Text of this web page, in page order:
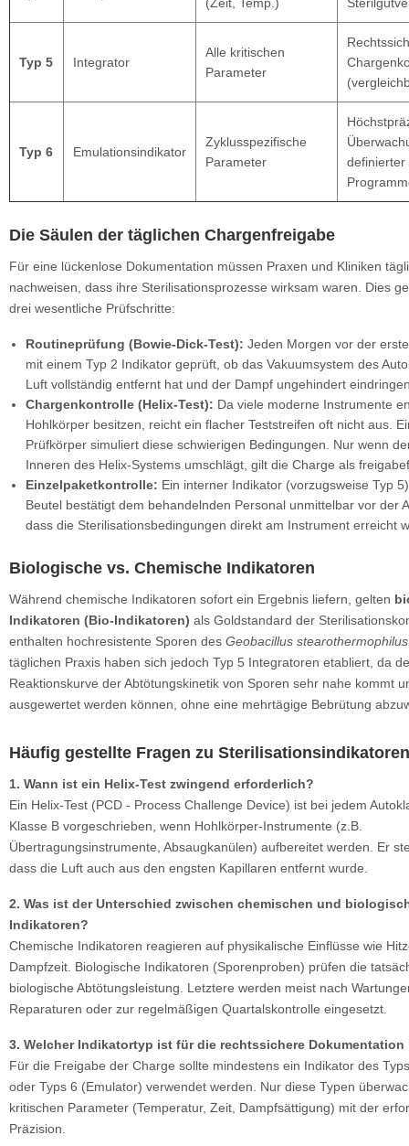
Typ 5 Integrator
Alle kritischen
Parameter
Typ 6 Emulationsindikator
Zyklusspezifische
Parameter
definierter
Die Säulen der täglichen Chargenfreigabe
Für eine lückenlose Dokumentation müssen Praxen und Kliniken
nachweisen, dass ihre Sterilisationsprozesse wirksam waren. Dies
drei wesentliche Prüfschritte:
Routineprüfung (Bowie-Dick-Test): Jeden Morgen vor der
mit einem Typ 2 Indikator geprüft, ob das Vakuumsystem des
Luft vollständig entfernt hat und der Dampf ungehindert
Chargenkontrolle (Helix-Test): Da viele moderne Instrumente
Hohlkörper besitzen, reicht ein flacher Teststreifen oft nicht aus.
Prüfkörper simuliert diese schwierigen Bedingungen. Nur wenn
Inneren des Helix-Systems umschlägt, gilt die Charge als
Einzelpaketkontrolle: Ein interner Indikator (vorzugsweise Typ
Beutel bestätigt dem behandelnden Personal unmittelbar vor der
dass die Sterilisationsbedingungen direkt am Instrument erreicht
Biologische vs. Chemische Indikatoren
Während chemische Indikatoren sofort ein Ergebnis liefern, gelten
Indikatoren (Bio-Indikatoren) als Goldstandard der
enthalten hochresistente Sporen des Geobacillus stearothermophilus
täglichen Praxis haben sich jedoch Typ 5 Integratoren etabliert, da
Reaktionskurve der Abtötungskinetik von Sporen sehr nahe kommt
ausgewertet werden können, ohne eine mehrtägige Bebrütung
Häufig gestellte Fragen zu
1. Wann ist ein Helix-Test zwingend erforderlich?
Ein Helix-Test (PCD - Process Challenge Device) ist bei jedem
Klasse B vorgeschrieben, wenn Hohlkörper-Instrumente (z.B.
Übertragungsinstrumente, Absaugkanülen) aufbereitet werden. Er
dass die Luft auch aus den engsten Kapillaren entfernt wurde.
2. Was ist der Unterschied zwischen chemischen und
Indikatoren?
Chemische Indikatoren reagieren auf physikalische Einflüsse wie
Dampfzeit. Biologische Indikatoren (Sporenproben) prüfen die
biologische Abtötungsleistung. Letztere werden meist nach
Reparaturen oder zur regelmäßigen Quartalskontrolle eingesetzt.
3. Welcher Indikatortyp ist für die rechtssichere
Für die Freigabe der Charge sollte mindestens ein Indikator des
oder Typs 6 (Emulator) verwendet werden. Nur diese Typen
kritischen Parameter (Temperatur, Zeit, Dampfsättigung) mit der
Präzision.